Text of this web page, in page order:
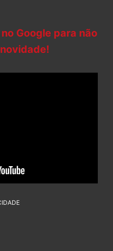
Google para não